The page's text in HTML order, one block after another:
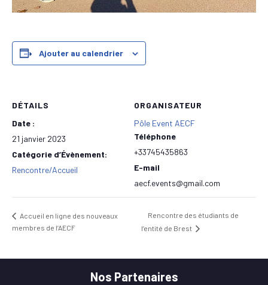
Ajouter au calendrier
DÉTAILS
Date :
21 janvier 2023
Catégorie d’Évènement:
Rencontre/Accueil
ORGANISATEUR
Pôle Event AECF
Téléphone
+33745435863
E-mail
aecf.events@gmail.com
Accueil en ligne des nouveaux
membres de l’AECF
Rencontre des étudiants de
l’entité de Brest
Nos Partenaires